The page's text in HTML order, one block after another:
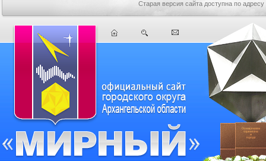
Старая версия сайта доступна по адресу